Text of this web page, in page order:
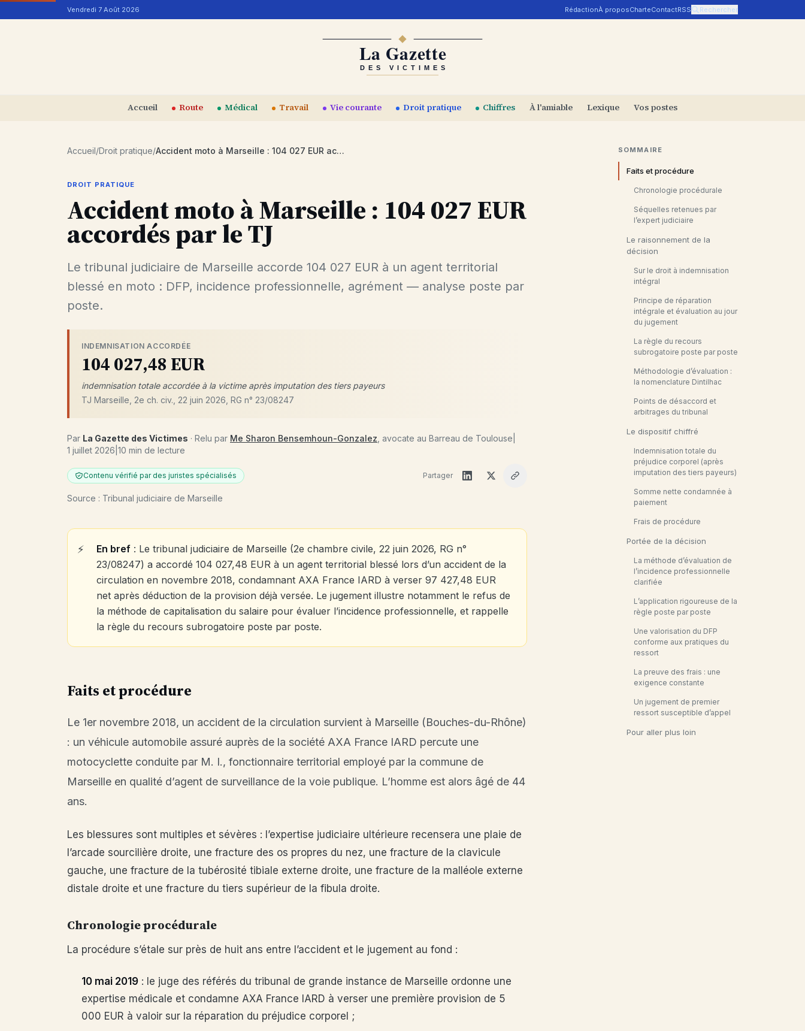
Aller au contenuVendredi 7 Août 2026 RédactionÀ proposCharteContactRSS Rechercher
Accueil Route Médical Travail Vie courante Droit pratique Chiffres À l'amiable Lexique Vos postes
Accueil/Droit pratique/ Accident moto à Marseille : 104 027 EUR accordés par le TJ
DROIT PRATIQUE
Accident moto à Marseille : 104 027 EUR
accordés par le TJ
Le tribunal judiciaire de Marseille accorde 104 027 EUR à un agent territorial
blessé en moto : DFP, incidence professionnelle, agrément — analyse poste par
poste.
INDEMNISATION ACCORDÉE
104 027,48 EUR
indemnisation totale accordée à la victime après imputation des tiers payeurs
TJ Marseille, 2e ch. civ., 22 juin 2026, RG n° 23/08247
Par La Gazette des Victimes · Relu par Me Sharon Bensemhoun-Gonzalez , avocate au Barreau de Toulouse
1 juillet 2026 10 min de lecture
Contenu vérifié par des juristes spécialisés Partager
Source : Tribunal judiciaire de Marseille
En bref : Le tribunal judiciaire de Marseille (2e chambre civile, 22 juin 2026, RG n°
23/08247) a accordé 104 027,48 EUR à un agent territorial blessé lors d’un accident de la
circulation en novembre 2018, condamnant AXA France IARD à verser 97 427,48 EUR
net après déduction de la provision déjà versée. Le jugement illustre notamment le refus de
la méthode de capitalisation du salaire pour évaluer l’incidence professionnelle, et rappelle
la règle du recours subrogatoire poste par poste.
Faits et procédure
Le 1er novembre 2018, un accident de la circulation survient à Marseille (Bouches-du-Rhône)
: un véhicule automobile assuré auprès de la société AXA France IARD percute une
motocyclette conduite par M. I., fonctionnaire territorial employé par la commune de
Marseille en qualité d’agent de surveillance de la voie publique. L’homme est alors âgé de 44
ans.
Les blessures sont multiples et sévères : l’expertise judiciaire ultérieure recensera une plaie de
l’arcade sourcilière droite, une fracture des os propres du nez, une fracture de la clavicule
gauche, une fracture de la tubérosité tibiale externe droite, une fracture de la malléole externe
distale droite et une fracture du tiers supérieur de la fibula droite.
Chronologie procédurale
La procédure s’étale sur près de huit ans entre l’accident et le jugement au fond :
10 mai 2019 : le juge des référés du tribunal de grande instance de Marseille ordonne une
expertise médicale et condamne AXA France IARD à verser une première provision de 5
000 EUR à valoir sur la réparation du préjudice corporel ;
SOMMAIRE
Faits et procédure
Chronologie procédurale
Séquelles retenues par
l’expert judiciaire
Le raisonnement de la
décision
Sur le droit à indemnisation
intégral
Principe de réparation
intégrale et évaluation au jour
du jugement
La règle du recours
subrogatoire poste par poste
Méthodologie d’évaluation :
la nomenclature Dintilhac
Points de désaccord et
arbitrages du tribunal
Le dispositif chiffré
Indemnisation totale du
préjudice corporel (après
imputation des tiers payeurs)
Somme nette condamnée à
paiement
Frais de procédure
Portée de la décision
La méthode d’évaluation de
l’incidence professionnelle
clarifiée
L’application rigoureuse de la
règle poste par poste
Une valorisation du DFP
conforme aux pratiques du
ressort
La preuve des frais : une
exigence constante
Un jugement de premier
ressort susceptible d’appel
Pour aller plus loin